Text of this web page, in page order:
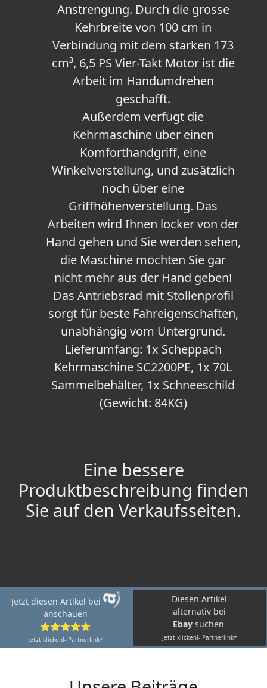
Anstrengung. Durch die grosse
Kehrbreite von 100 cm in
Verbindung mit dem starken 173
cm³, 6,5 PS Vier-Takt Motor ist die
Arbeit im Handumdrehen
geschafft.
Außerdem verfügt die
Kehrmaschine über einen
Komforthandgriff, eine
Winkelverstellung, und zusätzlich
noch über eine
Griffhöhenverstellung. Das
Arbeiten wird Ihnen locker von der
Hand gehen und Sie werden sehen,
die Maschine möchten Sie gar
nicht mehr aus der Hand geben!
Das Antriebsrad mit Stollenprofil
sorgt für beste Fahreigenschaften,
unabhängig vom Untergrund.
Lieferumfang: 1x Scheppach
Kehrmaschine SC2200PE, 1x 70L
Sammelbehälter, 1x Schneeschild
(Gewicht: 84KG)
Eine bessere
Produktbeschreibung finden
Sie auf den Verkaufsseiten.
Jetzt diesen Artikel bei
anschauen
⭐⭐⭐⭐⭐
Jetzt klicken!- Partnerlink*
Diesen Artikel
alternativ bei
Ebay suchen
Jetzt klicken!- Partnerlink*